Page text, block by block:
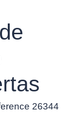
26344